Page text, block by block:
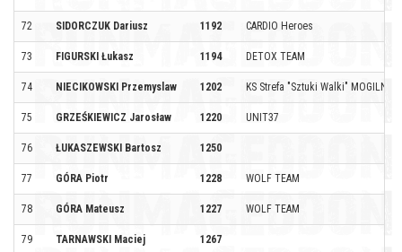
72 SIDORCZUK Dariusz 1192 CARDIO Heroes
73 FIGURSKI Łukasz 1194 DETOX TEAM
74 NIECIKOWSKI Przemyslaw 1202 KS Strefa "Sztuki Walki" MOGILNO
75 GRZEŚKIEWICZ Jarosław 1220 UNIT37
76 ŁUKASZEWSKI Bartosz 1250
77 GÓRA Piotr 1228 WOLF TEAM
78 GÓRA Mateusz 1227 WOLF TEAM
79 TARNAWSKI Maciej 1267